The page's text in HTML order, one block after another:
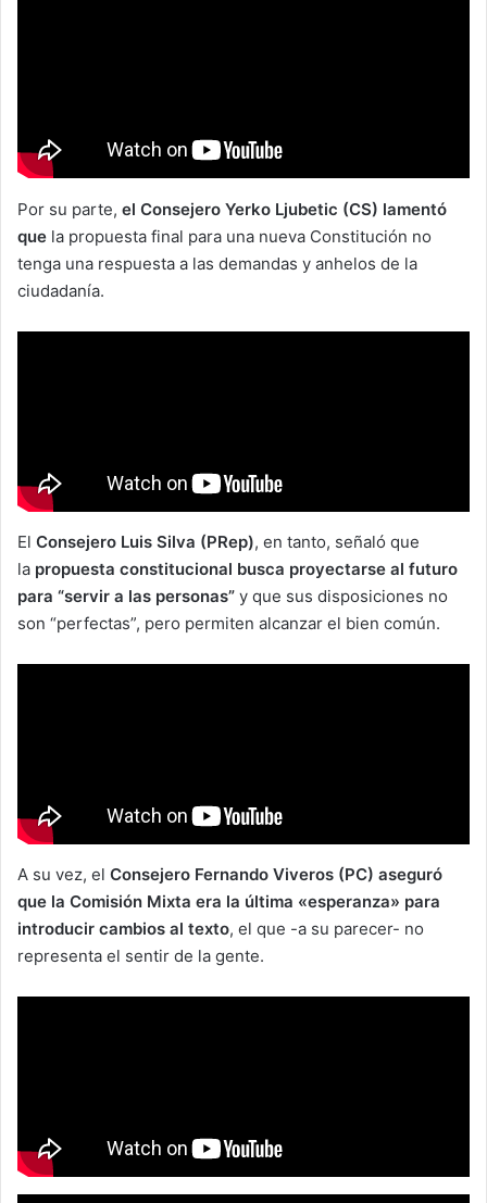
Por su parte, el Consejero Yerko Ljubetic (CS) lamentó
que la propuesta final para una nueva Constitución no
tenga una respuesta a las demandas y anhelos de la
ciudadanía.
El Consejero Luis Silva (PRep), en tanto, señaló que
la propuesta constitucional busca proyectarse al futuro
para “servir a las personas” y que sus disposiciones no
son “perfectas”, pero permiten alcanzar el bien común.
A su vez, el Consejero Fernando Viveros (PC) aseguró
que la Comisión Mixta era la última «esperanza» para
introducir cambios al texto, el que -a su parecer- no
representa el sentir de la gente.